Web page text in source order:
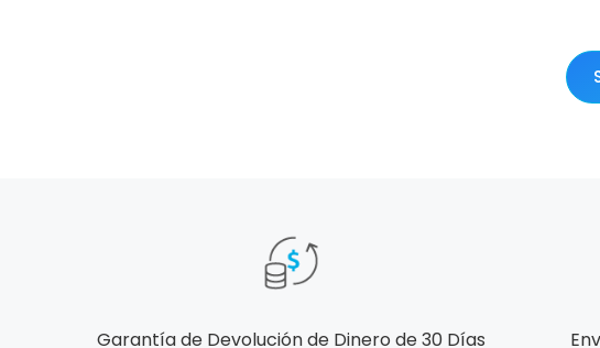
Garantía de Devolución de Dinero de 30 Días